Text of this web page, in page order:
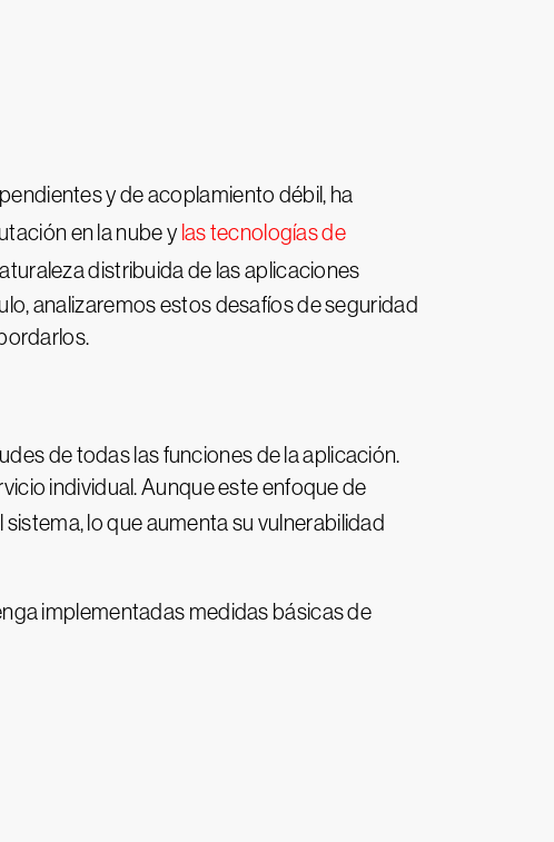
y de acoplamiento débil, ha
en la nube y las tecnologías de
distribuida de las aplicaciones
analizaremos estos desafíos de seguridad
de todas las funciones de la aplicación.
individual. Aunque este enfoque de
sistema, lo que aumenta su vulnerabilidad
implementadas medidas básicas de